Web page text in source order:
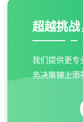
超越挑
我们提供更专
务决策锦上添